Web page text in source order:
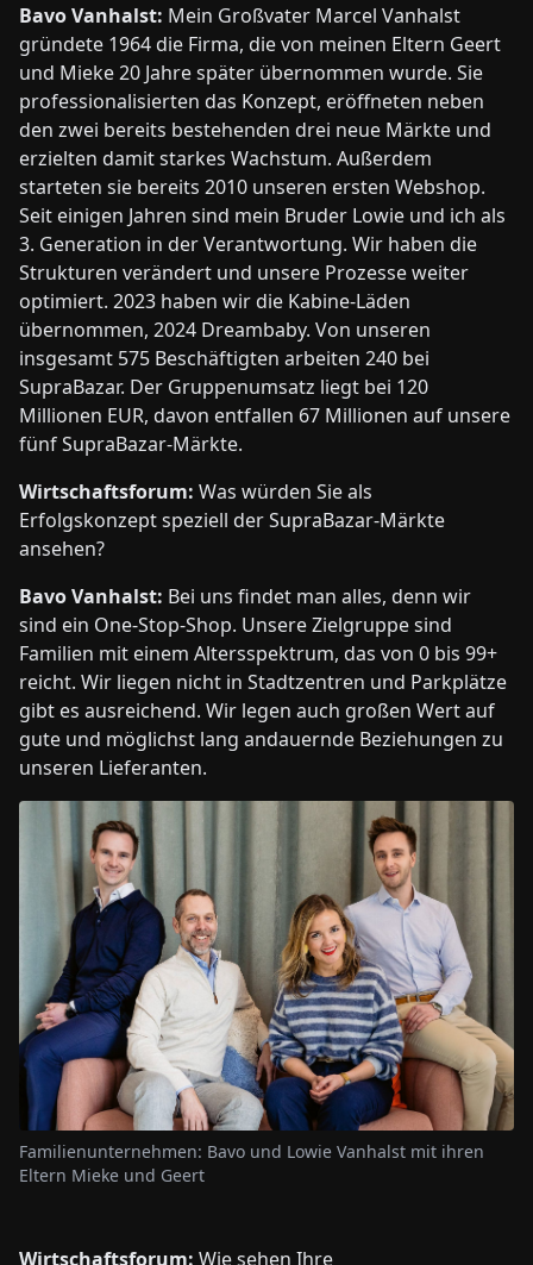
Bavo Vanhalst: Mein Großvater Marcel Vanhalst
gründete 1964 die Firma, die von meinen Eltern Geert
und Mieke 20 Jahre später übernommen wurde. Sie
professionalisierten das Konzept, eröffneten neben
den zwei bereits bestehenden drei neue Märkte und
erzielten damit starkes Wachstum. Außerdem
starteten sie bereits 2010 unseren ersten Webshop.
Seit einigen Jahren sind mein Bruder Lowie und ich als
3. Generation in der Verantwortung. Wir haben die
Strukturen verändert und unsere Prozesse weiter
optimiert. 2023 haben wir die Kabine-Läden
übernommen, 2024 Dreambaby. Von unseren
insgesamt 575 Beschäftigten arbeiten 240 bei
SupraBazar. Der Gruppenumsatz liegt bei 120
Millionen EUR, davon entfallen 67 Millionen auf unsere
fünf SupraBazar-Märkte.
Wirtschaftsforum: Was würden Sie als
Erfolgskonzept speziell der SupraBazar-Märkte
ansehen?
Bavo Vanhalst: Bei uns findet man alles, denn wir
sind ein One-Stop-Shop. Unsere Zielgruppe sind
Familien mit einem Altersspektrum, das von 0 bis 99+
reicht. Wir liegen nicht in Stadtzentren und Parkplätze
gibt es ausreichend. Wir legen auch großen Wert auf
gute und möglichst lang andauernde Beziehungen zu
unseren Lieferanten.
Familienunternehmen: Bavo und Lowie Vanhalst mit ihren
Eltern Mieke und Geert
Wirtschaftsforum: Wie sehen Ihre